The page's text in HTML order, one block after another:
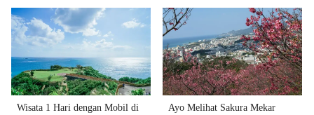
Wisata 1 Hari dengan Mobil di
Ayo Melihat Sakura Mekar